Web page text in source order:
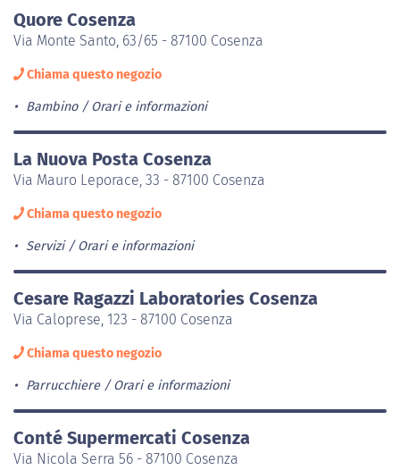
Quore Cosenza
Via Monte Santo, 63/65 - 87100 Cosenza
Chiama questo negozio
Bambino Orari e informazioni
La Nuova Posta Cosenza
Via Mauro Leporace, 33 - 87100 Cosenza
Chiama questo negozio
Servizi Orari e informazioni
Cesare Ragazzi Laboratories Cosenza
Via Caloprese, 123 - 87100 Cosenza
Chiama questo negozio
Parrucchiere Orari e informazioni
Conté Supermercati Cosenza
Via Nicola Serra 56 - 87100 Cosenza